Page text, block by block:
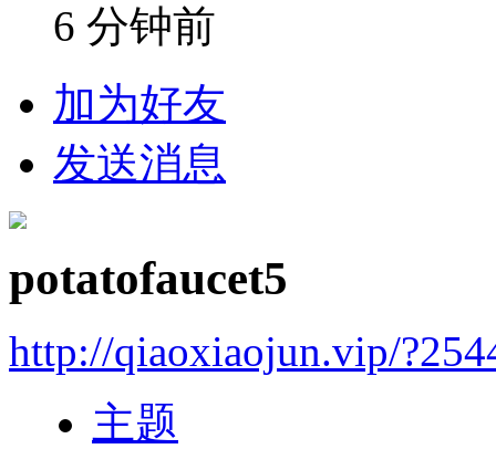
6 分钟前
加为好友
发送消息
potatofaucet5
http://qiaoxiaojun.vip/
主题